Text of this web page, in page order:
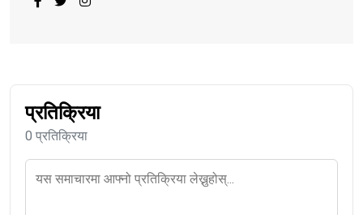
प्रतिक्रिया
0 प्रतिक्रिया